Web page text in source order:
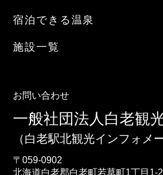
宿泊できる温泉
施設一覧
お問い合わせ
一般社団法人白老観
（白老駅北観光インフォメ
〒059-0902
北海道白老郡白老町若草町1丁目1-